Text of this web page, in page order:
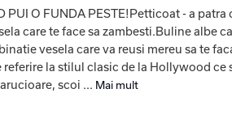
PUI O FUNDA PESTE!Petticoat - a
care te face sa zambesti.Buline albe
vesela care va reusi mereu sa te
la stilul clasic de la Hollywood ce
scoi ... Mai mult